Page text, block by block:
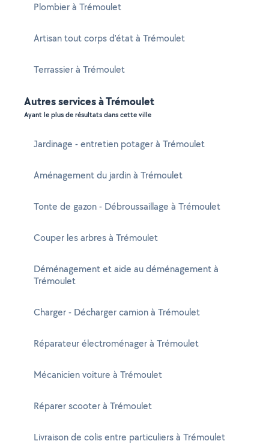
Plombier à Trémoulet
Artisan tout corps d'état à Trémoulet
Terrassier à Trémoulet
Autres services à Trémoulet
Ayant le plus de résultats dans cette ville
Jardinage - entretien potager à Trémoulet
Aménagement du jardin à Trémoulet
Tonte de gazon - Débroussaillage à Trémoulet
Couper les arbres à Trémoulet
Déménagement et aide au déménagement à
Trémoulet
Charger - Décharger camion à Trémoulet
Réparateur électroménager à Trémoulet
Mécanicien voiture à Trémoulet
Réparer scooter à Trémoulet
Livraison de colis entre particuliers à Trémoulet